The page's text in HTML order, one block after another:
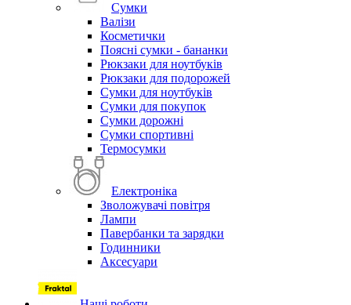
Сумки
Валізи
Косметички
Поясні сумки - бананки
Рюкзаки для ноутбуків
Рюкзаки для подорожей
Сумки для ноутбуків
Сумки для покупок
Сумки дорожні
Сумки спортивні
Термосумки
Електроніка
Зволожувачі повітря
Лампи
Павербанки та зарядки
Годинники
Аксесуари